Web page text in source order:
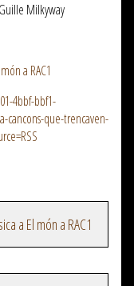
Milkyway
a RAC1
4bbf-bbf1-
cancons-que-trencaven-
a El món a RAC1